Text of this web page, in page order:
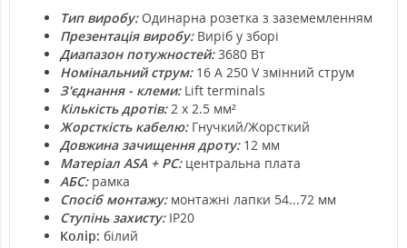
Тип виробу: Одинарна розетка з заземемленням
Презентація виробу: Виріб у зборі
Диапазон потужностей:3680 Вт
Номінальний струм:16 A 250 V змінний струм
З'єднання - клеми:Lift terminals
Кількість дротів:2 x 2.5 мм²
Жорсткість кабелю: Гнучкий/Жорсткий
Довжина зачищення дроту: 12 мм
Матеріал ASA + PC: центральна плата
АБС:рамка
Спосіб монтажу:монтажні лапки 54...72 мм
Ступінь захисту:IP20
Колір: білий